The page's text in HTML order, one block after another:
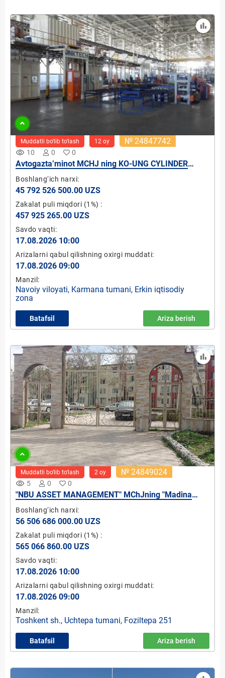
remove_red_eye 10 0 0
Muddatli bo‘lib to‘lash 12 oy № 24847742
Avtogazta’minot MCHJ ning KO-UNG CYLINDER
MCHJ qo`shma korxonasidagi ulushi
Boshlang‘ich narxi:
45 792 526 500.00 UZS
Zakalat puli miqdori (1%) :
457 925 265.00 UZS
Savdo vaqti:
17.08.2026 10:00
Arizalarni qabul qilishning oxirgi muddati:
17.08.2026 09:00
Manzil:
Navoiy viloyati, Karmana tumani, Erkin iqtisodiy
zona
Batafsil Ariza berish
remove_red_eye 5 0 0
Muddatli bo‘lib to‘lash 2 oy № 24849024
"NBU ASSET MANAGEMENT" MChJning "Madina
Muxlisa Star" MChJdagi 100% ulushi
Boshlang‘ich narxi:
56 506 686 000.00 UZS
Zakalat puli miqdori (1%) :
565 066 860.00 UZS
Savdo vaqti:
17.08.2026 10:00
Arizalarni qabul qilishning oxirgi muddati:
17.08.2026 09:00
Manzil:
Toshkent sh., Uchtepa tumani, Foziltepa 251
Batafsil Ariza berish